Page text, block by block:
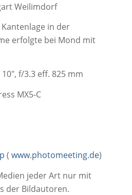
Weilimdorf
in der
erfolgte bei Mond mit
f/3.3 eff. 825 mm
MX5-C
( www.photomeeting.de)
jeder Art nur mit
der Bildautoren.